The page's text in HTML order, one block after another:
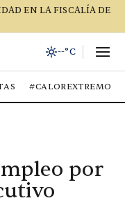
EN LA FISCALÍA DE
--°C
#CALOREXTREMO
por